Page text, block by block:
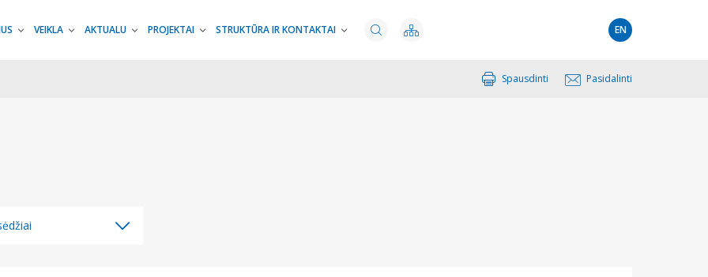
VEIKLA AKTUALU PROJEKTAI STRUKTŪRA IR KONTAKTAI EN
Spausdinti Pasidalinti